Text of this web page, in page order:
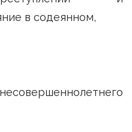
в содеянном,